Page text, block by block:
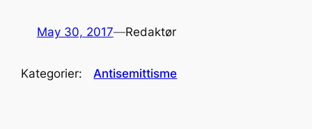
May 30, 2017—Redaktør
Kategorier: Antisemittisme